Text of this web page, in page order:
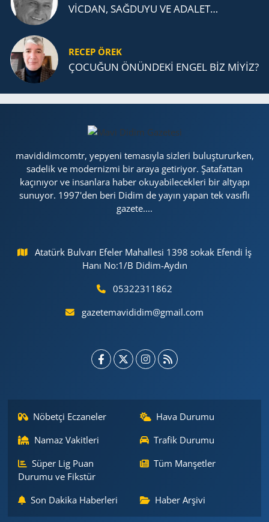
VİCDAN, SAĞ­DU­YU VE ADA­LET…
RECEP ÖREK
ÇOCUĞUN ÖNÜNDEKİ ENGEL BİZ MİYİZ?
mavididimcomtr, yepyeni temasıyla sizleri buluştururken,
sadelik ve modernizmi bir araya getiriyor. Şatafattan
kaçınıyor ve insanlara haber okuyabilecekleri bir altyapı
sunuyor. 1997'den beri Didim de yayın yapan tek vasıflı
gazete....
Atatürk Bulvarı Efeler Mahallesi 1398 sokak Efendi İş
Hanı No:1/B Didim-Aydın
05322311862
gazetemavididim@gmail.com
Nöbetçi Eczaneler
Hava Durumu
Namaz Vakitleri
Trafik Durumu
Süper Lig Puan
Durumu ve Fikstür
Tüm Manşetler
Son Dakika Haberleri Haber Arşivi